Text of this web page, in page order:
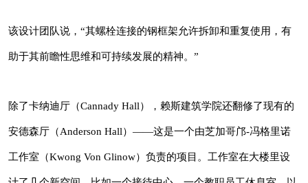
位的论坛。
该设计团队说，“其螺栓连接的钢框架允许拆卸和重复使用，有
助于其前瞻性思维和可持续发展的精神。”
除了卡纳迪厅（Cannady Hall），赖斯建筑学院还翻修了现有的
安德森厅（Anderson Hall）——这是一个由芝加哥邝-冯格里诺
工作室（Kwong Von Glinow）负责的项目。工作室在大楼里设